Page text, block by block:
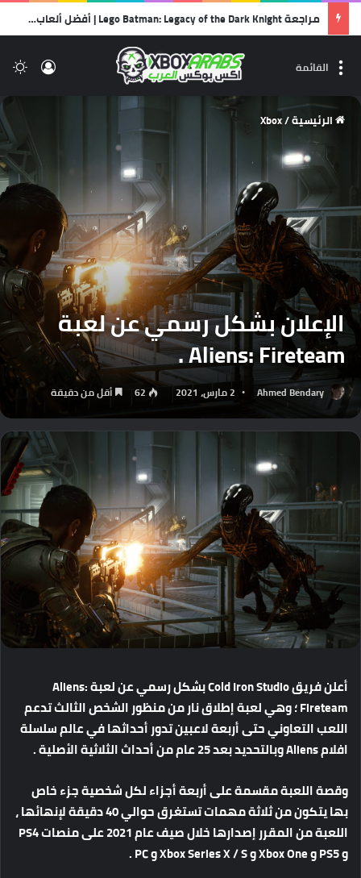
مراجعة Lego Batman: Legacy of the Dark Knight | أفضل ألعاب الليجو… وأجمل رسالة حب لشخصية باتمان!
القائمة
الرئيسية/
Xbox
الإعلان بشكل رسمي عن لعبة
Aliens: Fireteam .
Ahmed Bendary 2 مارس، 2021 62 أقل من دقيقة
أعلن فريق Cold Iron Studio بشكل رسمي عن لعبة Aliens:
Fireteam ؛ وهي لعبة إطلاق نار من منظور الشخص الثالث تدعم
اللعب التعاوني حتى أربعة لاعبين تدور أحداثها في عالم سلسلة
افلام Aliens وبالتحديد بعد 25 عام من أحداث الثلاثية الأصلية .
وقصة اللعبة مقسمة على أربعة أجزاء لكل شخصية جزء خاص
بها يتكون من ثلاثة مهمات تستغرق حوالي 40 دقيقة لإنهائها ،
اللعبة من المقرر إصدارها خلال صيف عام 2021 على منصات PS4
و PS5 و Xbox One و Xbox Series X / S و PC .